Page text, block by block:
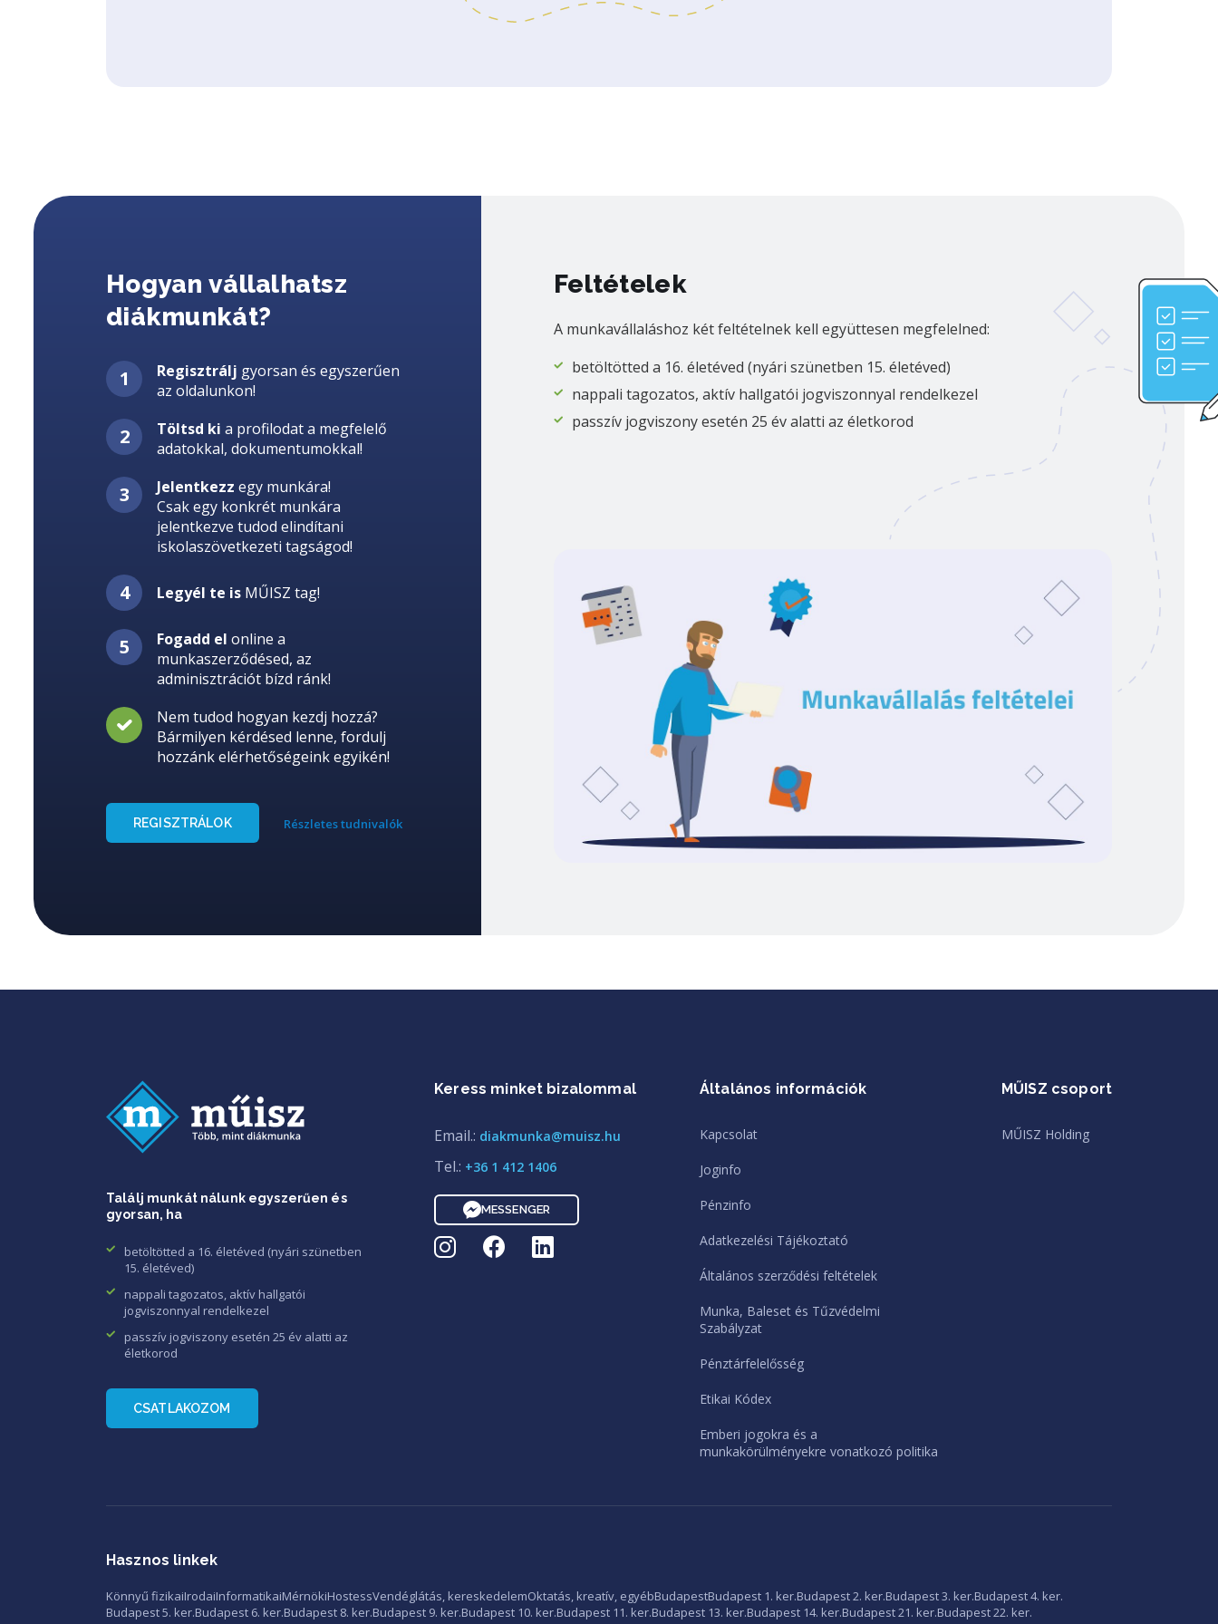
Hogyan vállalhatsz
diákmunkát?
Regisztrálj gyorsan és egyszerűen
az oldalunkon!
Töltsd ki a profilodat a megfelelő
adatokkal, dokumentumokkal!
Jelentkezz egy munkára!
Csak egy konkrét munkára
jelentkezve tudod elindítani
iskolaszövetkezeti tagságod!
Legyél te is MŰISZ tag!
Fogadd el online a
munkaszerződésed, az
adminisztrációt bízd ránk!
Nem tudod hogyan kezdj hozzá?
Bármilyen kérdésed lenne, fordulj
hozzánk elérhetőségeink egyikén!
REGISZTRÁLOK Részletes tudnivalók
Feltételek
A munkavállaláshoz két feltételnek kell együttesen megfelelned:
betöltötted a 16. életéved (nyári szünetben 15. életéved)
nappali tagozatos, aktív hallgatói jogviszonnyal rendelkezel
passzív jogviszony esetén 25 év alatti az életkorod
Találj munkát nálunk egyszerűen és
gyorsan, ha
betöltötted a 16. életéved (nyári szünetben
15. életéved)
nappali tagozatos, aktív hallgatói
jogviszonnyal rendelkezel
passzív jogviszony esetén 25 év alatti az
életkorod
CSATLAKOZOM
Keress minket bizalommal
Email.: diakmunka@muisz.hu
Tel.: +36 1 412 1406
MESSENGER
Általános információk
Kapcsolat
Joginfo
Pénzinfo
Adatkezelési Tájékoztató
Általános szerződési feltételek
Munka, Baleset és Tűzvédelmi
Szabályzat
Pénztárfelelősség
Etikai Kódex
Emberi jogokra és a
munkakörülményekre vonatkozó politika
MŰISZ csoport
MŰISZ Holding
Hasznos linkek
Könnyű fizikaiIrodaiInformatikaiMérnökiHostessVendéglátás, kereskedelemOktatás, kreatív, egyébBudapestBudapest 1. ker.Budapest 2. ker.Budapest 3. ker.Budapest 4. ker.
Budapest 5. ker.Budapest 6. ker.Budapest 8. ker.Budapest 9. ker.Budapest 10. ker.Budapest 11. ker.Budapest 13. ker.Budapest 14. ker.Budapest 21. ker.Budapest 22. ker.